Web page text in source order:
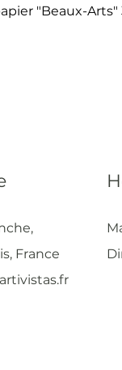
"Beaux-Arts"
France